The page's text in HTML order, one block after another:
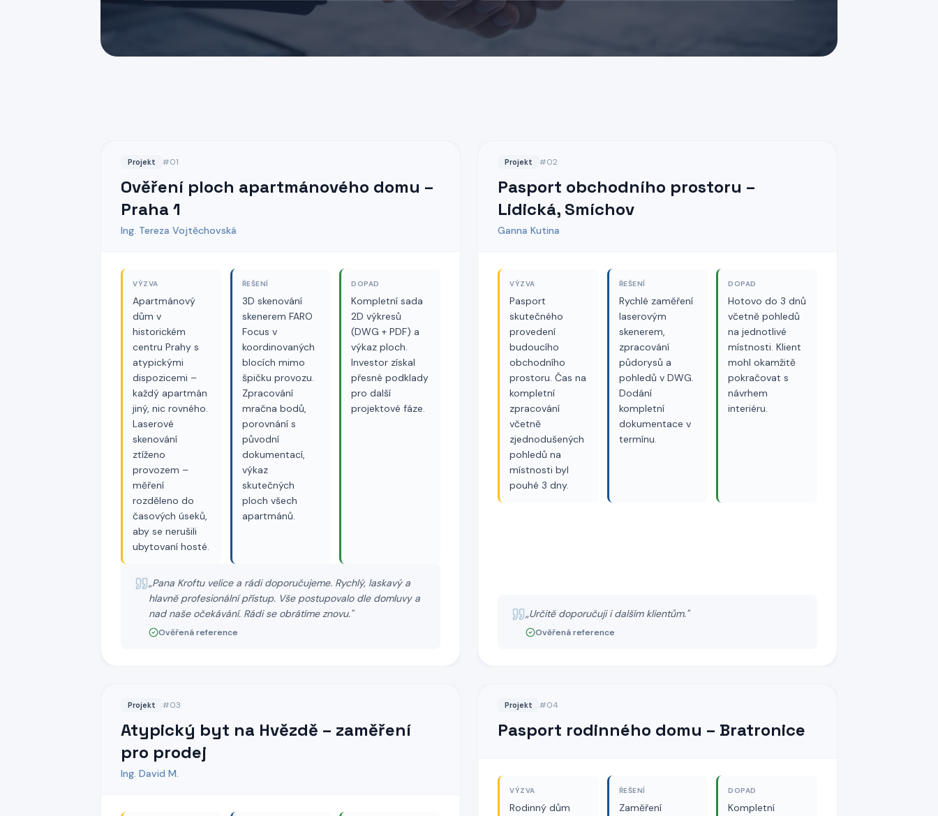
Projekt #01
Ověření ploch apartmánového domu –
Praha 1
Ing. Tereza Vojtěchovská
VÝZVA
Apartmánový
dům v
historickém
centru Prahy s
atypickými
dispozicemi –
každý apartmán
jiný, nic rovného.
Laserové
skenování
ztíženo
provozem –
měření
rozděleno do
časových úseků,
aby se nerušili
ubytovaní hosté.
ŘEŠENÍ
3D skenování
skenerem FARO
Focus v
koordinovaných
blocích mimo
špičku provozu.
Zpracování
mračna bodů,
porovnání s
původní
dokumentací,
výkaz
skutečných
ploch všech
apartmánů.
DOPAD
Kompletní sada
2D výkresů
(DWG + PDF) a
výkaz ploch.
Investor získal
přesné podklady
pro další
projektové fáze.
„Pana Kroftu velice a rádi doporučujeme. Rychlý, laskavý a
hlavně profesionální přístup. Vše postupovalo dle domluvy a
nad naše očekávání. Rádi se obrátíme znovu."
Ověřená reference
Projekt #02
Pasport obchodního prostoru –
Lidická, Smíchov
Ganna Kutina
VÝZVA
Pasport
skutečného
provedení
budoucího
obchodního
prostoru. Čas na
kompletní
zpracování
včetně
zjednodušených
pohledů na
místnosti byl
pouhé 3 dny.
ŘEŠENÍ
Rychlé zaměření
laserovým
skenerem,
zpracování
půdorysů a
pohledů v DWG.
Dodání
kompletní
dokumentace v
termínu.
DOPAD
Hotovo do 3 dnů
včetně pohledů
na jednotlivé
místnosti. Klient
mohl okamžitě
pokračovat s
návrhem
interiéru.
„Určitě doporučuji i dalším klientům."
Ověřená reference
Projekt #03
Atypický byt na Hvězdě – zaměření
pro prodej
Ing. David M.
Projekt #04
Pasport rodinného domu – Bratronice
VÝZVA
Rodinný dům
ŘEŠENÍ
Zaměření
DOPAD
Kompletní